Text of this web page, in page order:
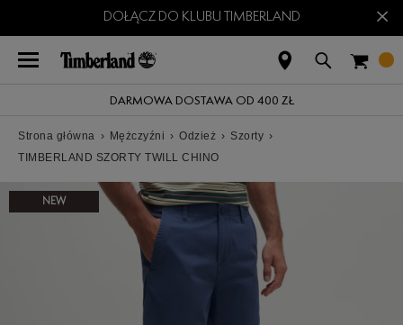
DOŁĄCZ DO KLUBU TIMBERLAND ×
DARMOWA DOSTAWA OD 400 ZŁ
Strona główna › Mężczyźni › Odzież › Szorty ›
TIMBERLAND SZORTY TWILL CHINO
NEW